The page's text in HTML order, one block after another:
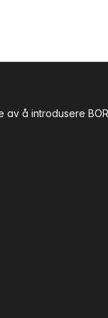
å introdusere